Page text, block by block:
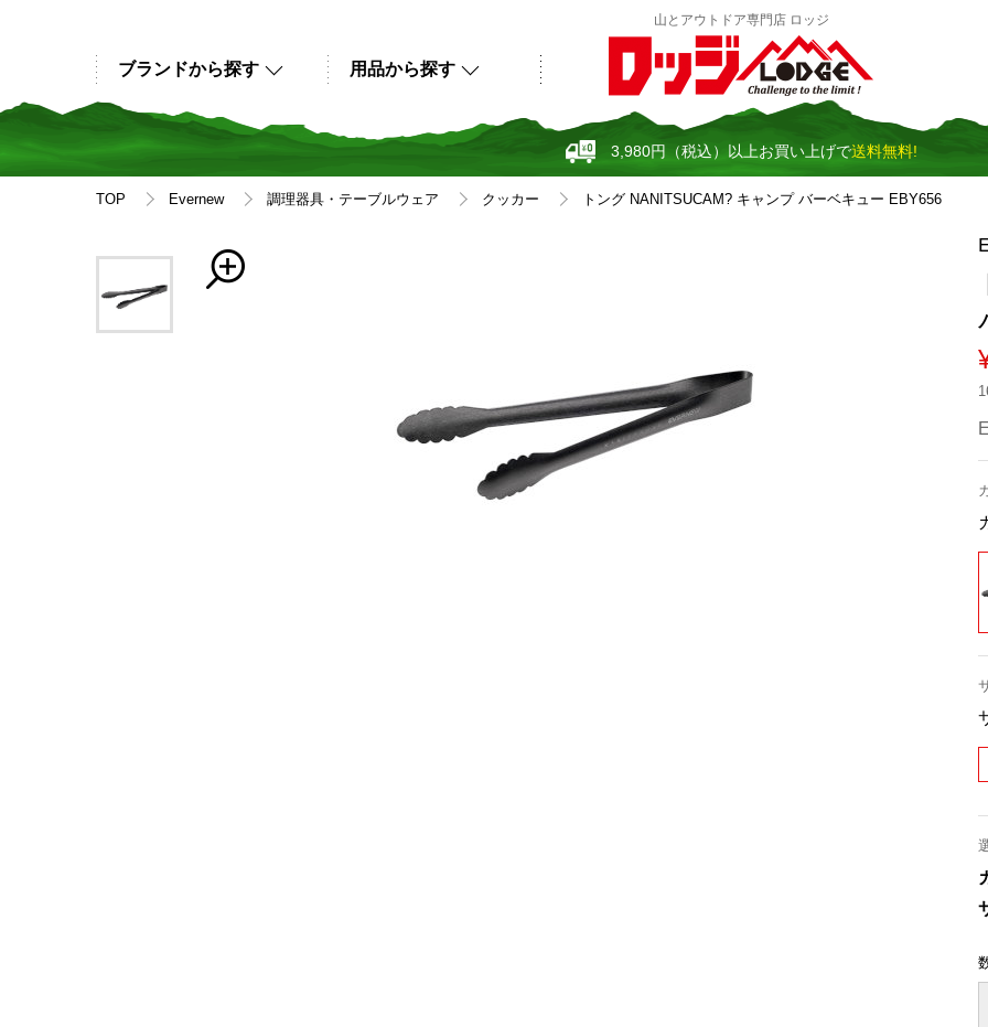
山とアウトドア専門店 ロッジ
3,980円（税込）以上お買い上げで送料無料!
用品から探す
ブランドから探す
TOP Evernew 調理器具・テーブルウェア クッカー トング NANITSUCAM? キャンプ バーベキュー EBY656